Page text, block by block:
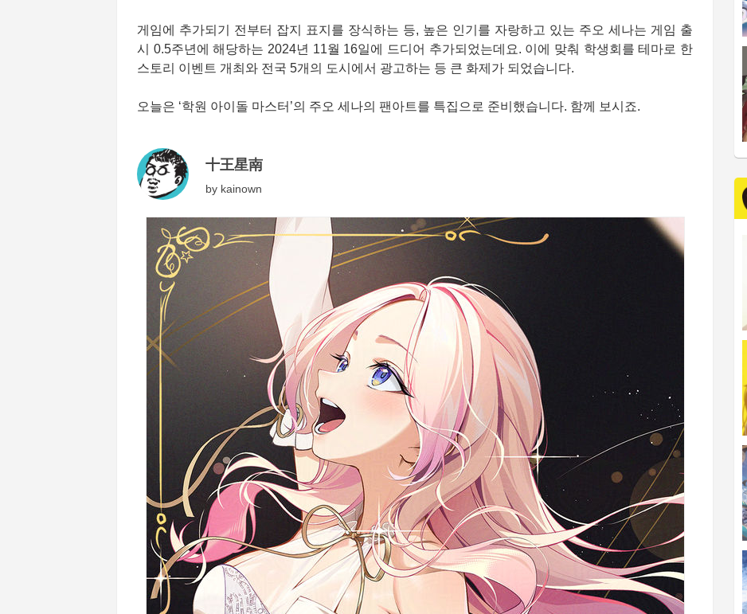
게임에 추가되기 전부터 잡지 표지를 장식하는 등, 높은 인기를 자랑하고 있는 주오 세나는 게임 출
시 0.5주년에 해당하는 2024년 11월 16일에 드디어 추가되었는데요. 이에 맞춰 학생회를 테마로 한
스토리 이벤트 개최와 전국 5개의 도시에서 광고하는 등 큰 화제가 되었습니다.
오늘은 ‘학원 아이돌 마스터’의 주오 세나의 팬아트를 특집으로 준비했습니다. 함께 보시죠.
十王星南
by kainown